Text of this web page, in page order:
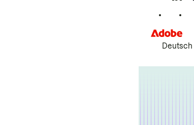
Deutsch